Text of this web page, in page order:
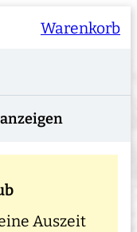
Warenkorb
Auszeit